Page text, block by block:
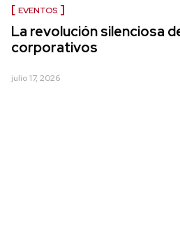
EVENTOS
La revolución silenciosa
corporativos
julio 17, 2026